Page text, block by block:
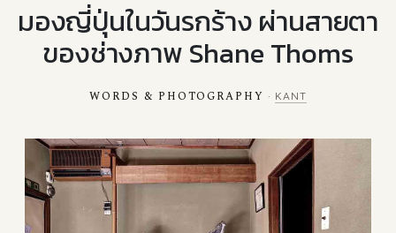
มองญี่ปุ่นในวันรกร้าง ผ่านสายตา
ของช่างภาพ Shane Thoms
WORDS & PHOTOGRAPHY · KANT